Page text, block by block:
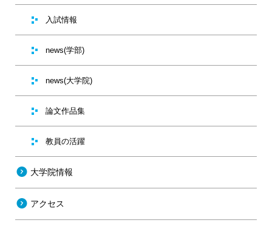
入試情報
news(学部)
news(大学院)
論文作品集
教員の活躍
大学院情報
アクセス